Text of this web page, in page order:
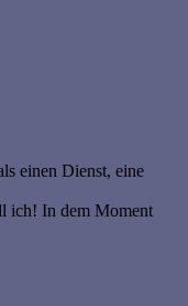
einen Dienst, eine
ich! In dem Moment